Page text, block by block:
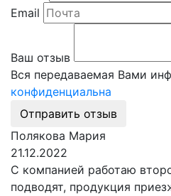
Email
Ваш отзыв
Вся передаваемая Вами
конфиденциальна
Отправить отзыв
Полякова Мария
21.12.2022
С компанией работаю
подводят, продукция